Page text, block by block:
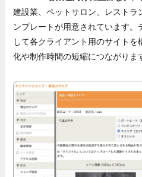
建設業、ペットサロン、レストラ
ンプレートが用意されています
して各クライアント用のサイト
化や制作時間の短縮につながりま